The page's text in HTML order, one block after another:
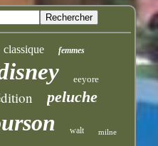
classique femmes
eeyore
peluche
walt milne